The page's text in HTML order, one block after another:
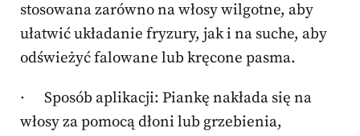
stosowana zarówno na włosy wilgotne, aby
ułatwić układanie fryzury, jak i na suche, aby
odświeżyć falowane lub kręcone pasma.
· Sposób aplikacji: Piankę nakłada się na
włosy za pomocą dłoni lub grzebienia,